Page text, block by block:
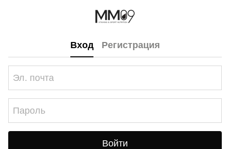
Вход Регистрация
Войти